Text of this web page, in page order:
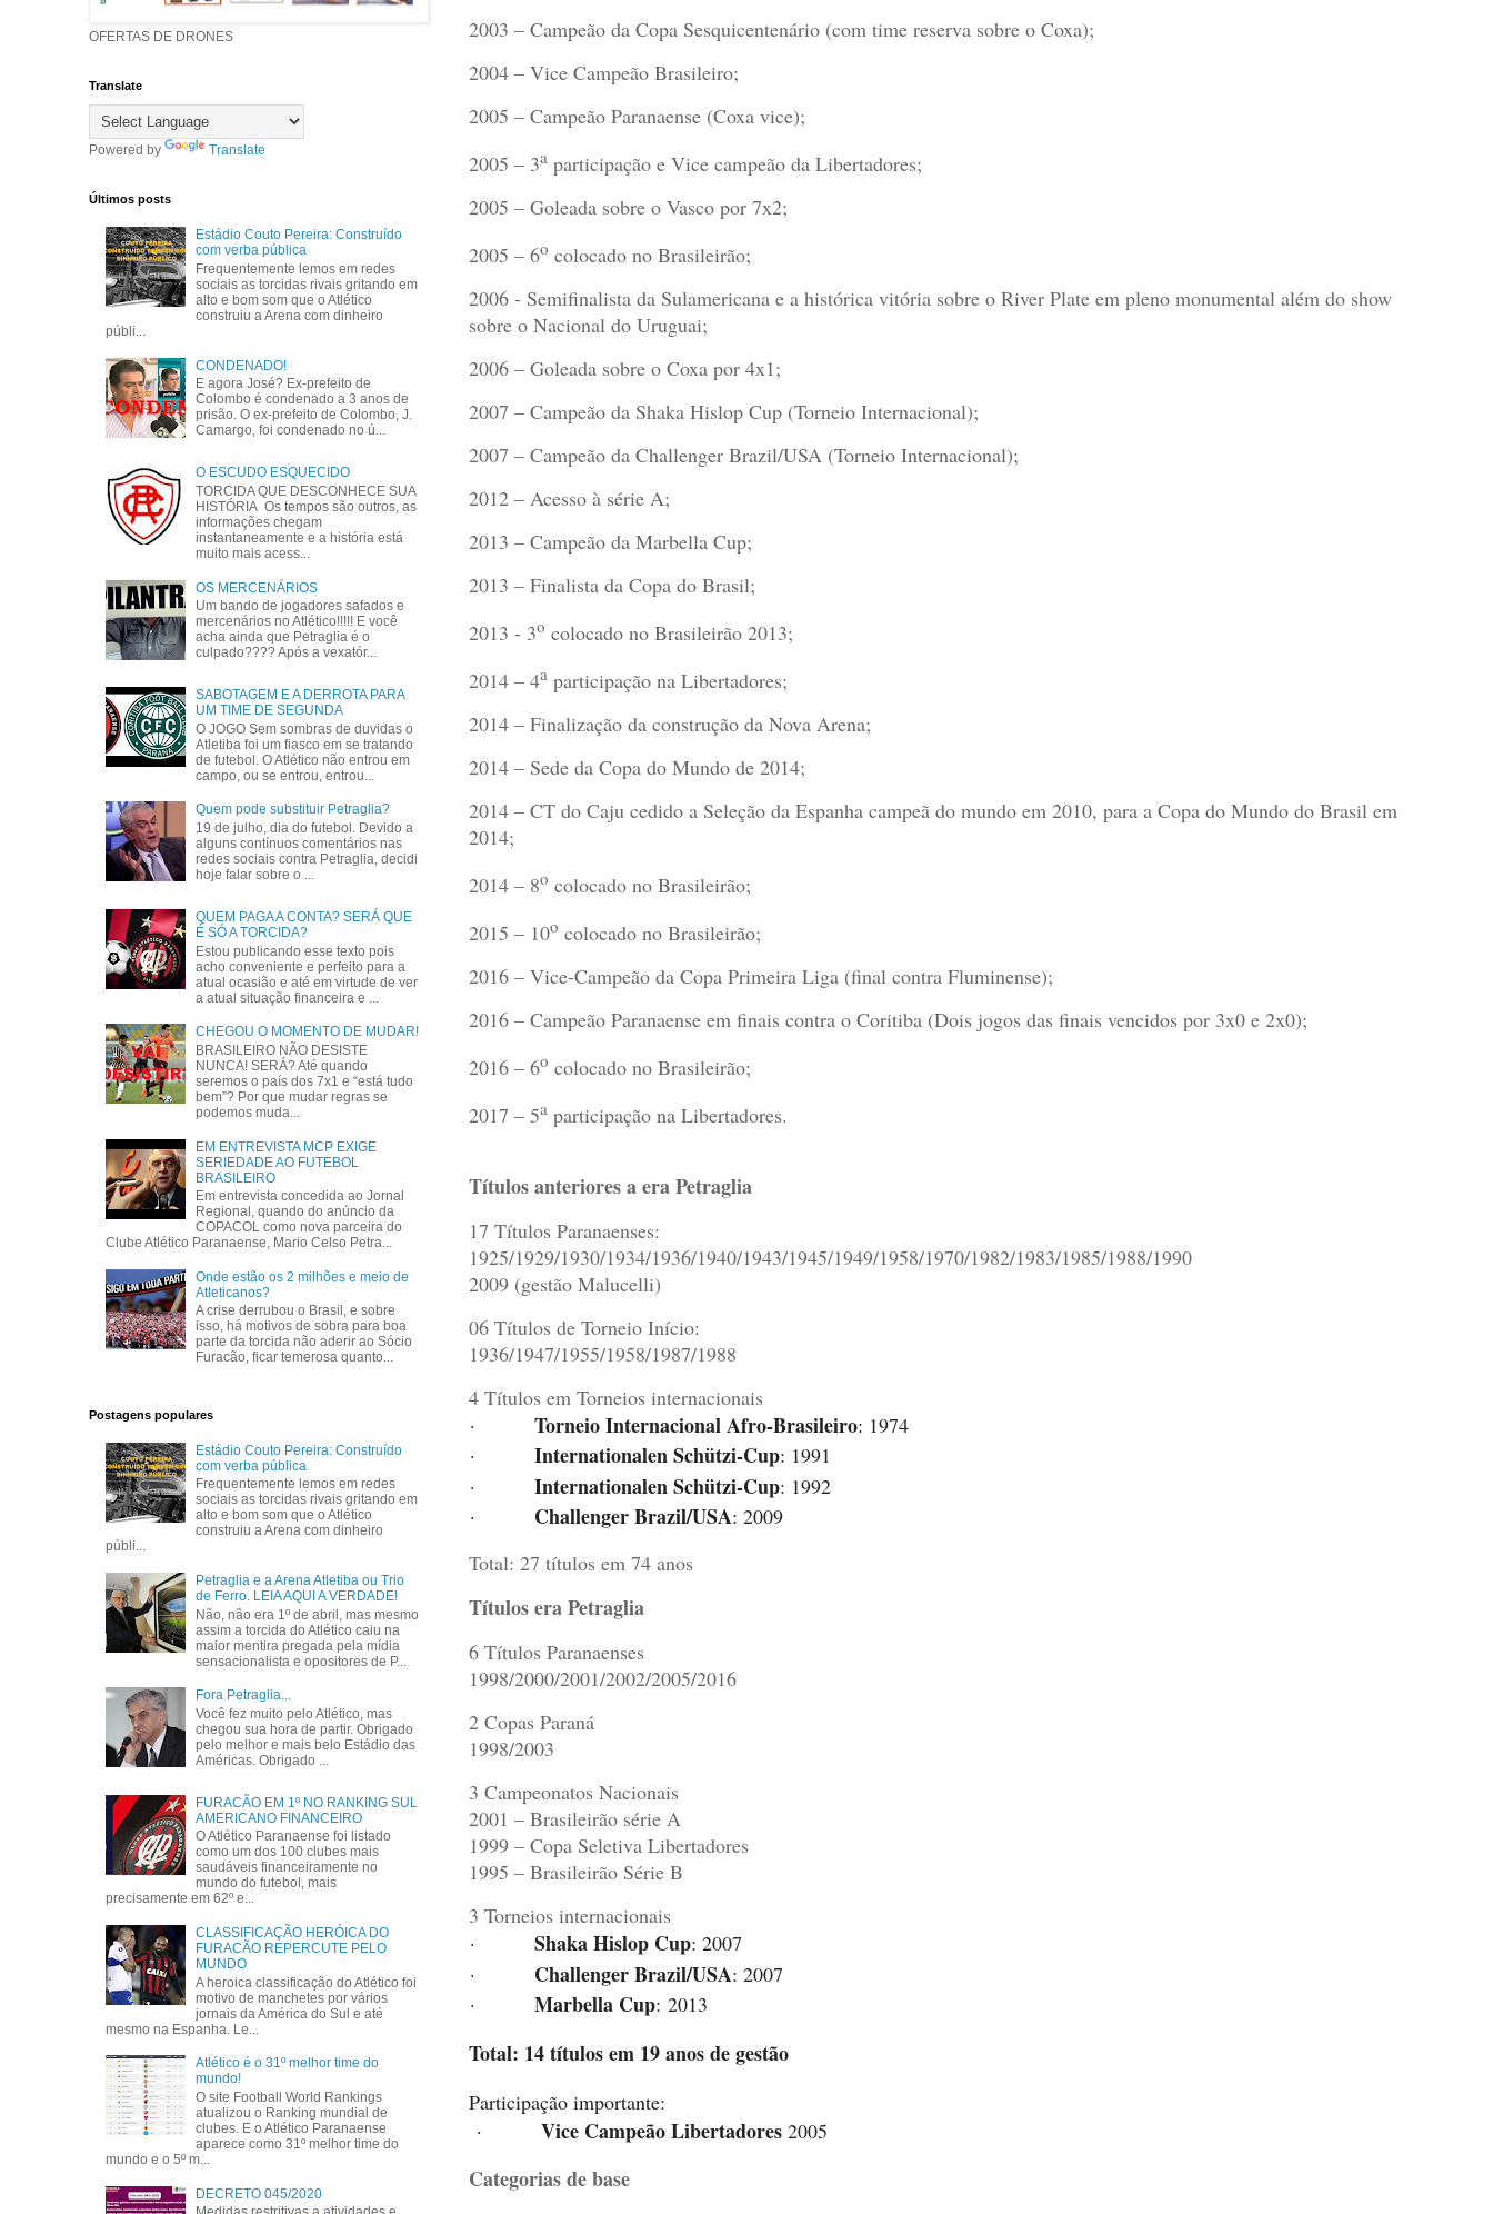
2003 – Campeão da Copa Sesquicentenário (com time reserva sobre o Coxa);
2004 – Vice Campeão Brasileiro;
2005 – Campeão Paranaense (Coxa vice);
2005 – 3aparticipação e Vice campeão da Libertadores;
2005 – Goleada sobre o Vasco por 7x2;
2005 – 6o colocado no Brasileirão;
2006 - Semifinalista da Sulamericana e a histórica vitória sobre o River Plate em pleno monumental além do show
sobre o Nacional do Uruguai;
2006 – Goleada sobre o Coxa por 4x1;
2007 – Campeão da Shaka Hislop Cup (Torneio Internacional);
2007 – Campeão da Challenger Brazil/USA (Torneio Internacional);
2012 – Acesso à série A;
2013 – Campeão da Marbella Cup;
2013 – Finalista da Copa do Brasil;
2013 - 3o colocado no Brasileirão 2013;
2014 – 4aparticipação na Libertadores;
2014 – Finalização da construção da Nova Arena;
2014 – Sede da Copa do Mundo de 2014;
2014 – CT do Caju cedido a Seleção da Espanha campeã do mundo em 2010, para a Copa do Mundo do Brasil em
2014;
2014 – 8o colocado no Brasileirão;
2015 – 10o colocado no Brasileirão;
2016 – Vice-Campeão da Copa Primeira Liga (final contra Fluminense);
2016 – Campeão Paranaense em finais contra o Coritiba (Dois jogos das finais vencidos por 3x0 e 2x0);
2016 – 6o colocado no Brasileirão;
2017 – 5aparticipação na Libertadores.
Títulos anteriores a era Petraglia
17 Títulos Paranaenses:
1925/1929/1930/1934/1936/1940/1943/1945/1949/1958/1970/1982/1983/1985/1988/1990
2009 (gestão Malucelli)
06 Títulos de Torneio Início:
1936/1947/1955/1958/1987/1988
4 Títulos em Torneios internacionais
·
Torneio Internacional Afro-Brasileiro: 1974
·
Internationalen Schützi-Cup: 1991
·
Internationalen Schützi-Cup: 1992
·
Challenger Brazil/USA: 2009
Total: 27 títulos em 74 anos
Títulos era Petraglia
6 Títulos Paranaenses
1998/2000/2001/2002/2005/2016
2 Copas Paraná
1998/2003
3 Campeonatos Nacionais
2001 – Brasileirão série A
1999 – Copa Seletiva Libertadores
1995 – Brasileirão Série B
3 Torneios internacionais
·
Shaka Hislop Cup: 2007
·
Challenger Brazil/USA: 2007
·
Marbella Cup: 2013
Total: 14 títulos em 19 anos de gestão
Participação importante:
·
Vice Campeão Libertadores 2005
Categorias de base
OFERTAS DE DRONES
Translate
Powered by Translate
Últimos posts
Estádio Couto Pereira: Construído
com verba pública
Frequentemente lemos em redes
sociais as torcidas rivais gritando em
alto e bom som que o Atlético
construiu a Arena com dinheiro
públi...
CONDENADO!
E agora José? Ex-prefeito de
Colombo é condenado a 3 anos de
prisão. O ex-prefeito de Colombo, J.
Camargo, foi condenado no ú...
O ESCUDO ESQUECIDO
TORCIDA QUE DESCONHECE SUA
HISTÓRIA Os tempos são outros, as
informações chegam
instantaneamente e a história está
muito mais acess...
OS MERCENÁRIOS
Um bando de jogadores safados e
mercenários no Atlético!!!!! E você
acha ainda que Petraglia é o
culpado???? Após a vexatór...
SABOTAGEM E A DERROTA PARA
UM TIME DE SEGUNDA
O JOGO Sem sombras de duvidas o
Atletiba foi um fiasco em se tratando
de futebol. O Atlético não entrou em
campo, ou se entrou, entrou...
Quem pode substituir Petraglia?
19 de julho, dia do futebol. Devido a
alguns contínuos comentários nas
redes sociais contra Petraglia, decidi
hoje falar sobre o ...
QUEM PAGA A CONTA? SERÁ QUE
É SÓ A TORCIDA?
Estou publicando esse texto pois
acho conveniente e perfeito para a
atual ocasião e até em virtude de ver
a atual situação financeira e ...
CHEGOU O MOMENTO DE MUDAR!
BRASILEIRO NÃO DESISTE
NUNCA! SERÁ? Até quando
seremos o país dos 7x1 e “está tudo
bem”? Por que mudar regras se
podemos muda...
EM ENTREVISTA MCP EXIGE
SERIEDADE AO FUTEBOL
BRASILEIRO
Em entrevista concedida ao Jornal
Regional, quando do anúncio da
COPACOL como nova parceira do
Clube Atlético Paranaense, Mario Celso Petra...
Onde estão os 2 milhões e meio de
Atleticanos?
A crise derrubou o Brasil, e sobre
isso, há motivos de sobra para boa
parte da torcida não aderir ao Sócio
Furacão, ficar temerosa quanto...
Postagens populares
Estádio Couto Pereira: Construído
com verba pública
Frequentemente lemos em redes
sociais as torcidas rivais gritando em
alto e bom som que o Atlético
construiu a Arena com dinheiro
públi...
Petraglia e a Arena Atletiba ou Trio
de Ferro. LEIA AQUI A VERDADE!
Não, não era 1º de abril, mas mesmo
assim a torcida do Atlético caiu na
maior mentira pregada pela mídia
sensacionalista e opositores de P...
Fora Petraglia...
Você fez muito pelo Atlético, mas
chegou sua hora de partir. Obrigado
pelo melhor e mais belo Estádio das
Américas. Obrigado ...
FURACÃO EM 1º NO RANKING SUL
AMERICANO FINANCEIRO
O Atlético Paranaense foi listado
como um dos 100 clubes mais
saudáveis financeiramente no
mundo do futebol, mais
precisamente em 62º e...
CLASSIFICAÇÃO HERÓICA DO
FURACÃO REPERCUTE PELO
MUNDO
A heroica classificação do Atlético foi
motivo de manchetes por vários
jornais da América do Sul e até
mesmo na Espanha. Le...
Atlético é o 31º melhor time do
mundo!
O site Football World Rankings
atualizou o Ranking mundial de
clubes. E o Atlético Paranaense
aparece como 31º melhor time do
mundo e o 5º m...
DECRETO 045/2020